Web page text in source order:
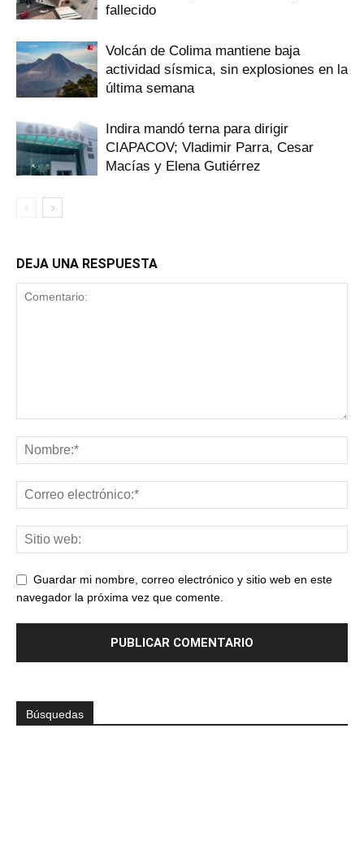
fallecido
Volcán de Colima mantiene baja
actividad sísmica, sin explosiones en la
última semana
Indira mandó terna para dirigir
CIAPACOV; Vladimir Parra, Cesar
Macías y Elena Gutiérrez
DEJA UNA RESPUESTA
Guardar mi nombre, correo electrónico y sitio web en este
navegador la próxima vez que comente.
Búsquedas